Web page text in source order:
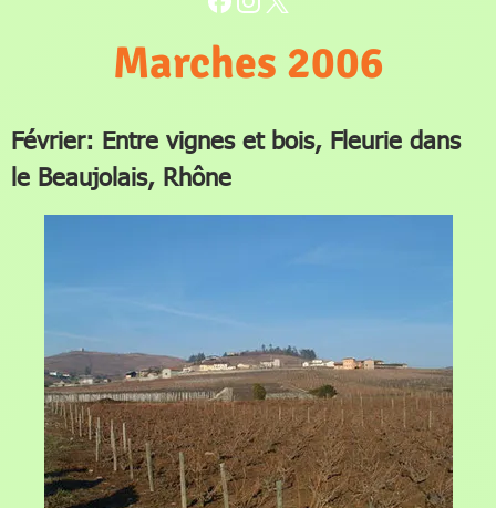
Marches 2006
Février: Entre vignes et bois, Fleurie dans
le Beaujolais, Rhône